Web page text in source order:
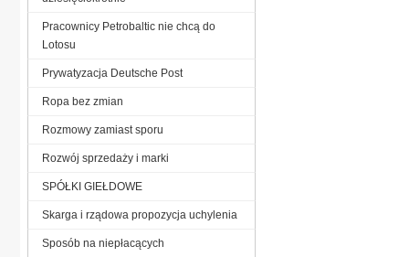
Pracownicy Petrobaltic nie chcą do
Lotosu
Prywatyzacja Deutsche Post
Ropa bez zmian
Rozmowy zamiast sporu
Rozwój sprzedaży i marki
SPÓŁKI GIEŁDOWE
Skarga i rządowa propozycja uchylenia
Sposób na niepłacących